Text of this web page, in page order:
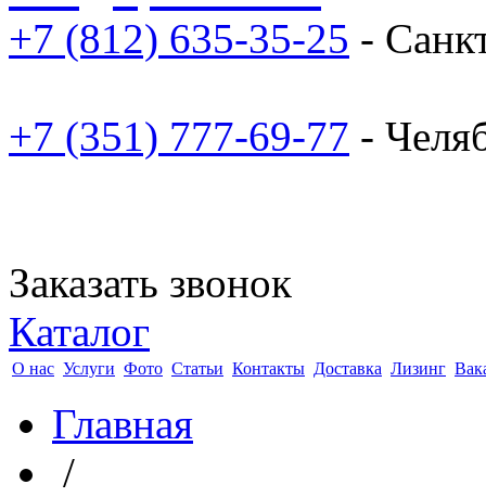
+7 (812) 635-35-25 -
+7 (351) 777-69-77 -
Заказать звонок
Каталог
О нас Услуги Фото Статьи Контакты Доставка Лизинг
Главная
/